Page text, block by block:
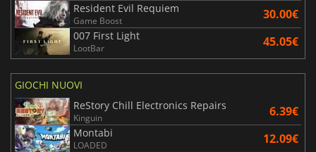
Resident Evil Requiem
Game Boost 30.00€
007 First Light
LootBar 45.05€
GIOCHI NUOVI
ReStory Chill Electronics Repairs
Kinguin 6.39€
Montabi
LOADED 12.09€